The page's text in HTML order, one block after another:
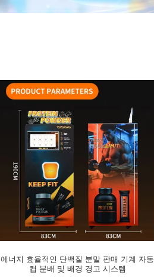
에너지 효율적인 단백질 분말 판매 기계 자동
컵 분배 및 배경 경고 시스템